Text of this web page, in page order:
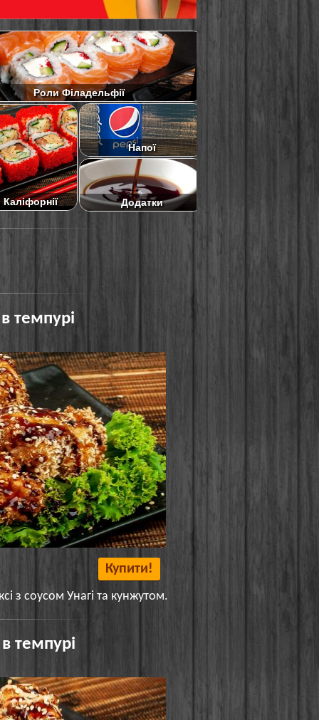
Роли Філадельфії
Напої
Додатки
темпурі
Купити!
з соусом Унагі та кунжутом.
темпурі